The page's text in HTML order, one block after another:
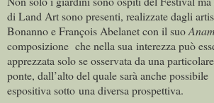
di Land Art sono presenti, realizzate dagli
Bonanno e François Abelanet con il suo
composizione che nella sua interezza può
apprezzata solo se osservata da una
ponte, dall’alto del quale sarà anche
espositiva sotto una diversa prospettiva.